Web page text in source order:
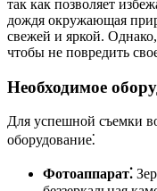
так как позволяет
дождя окружающая
свежей и яркой.
чтобы не повредить
Необходимое
Для успешной съемки
оборудование⁚
Фотоаппарат⁚